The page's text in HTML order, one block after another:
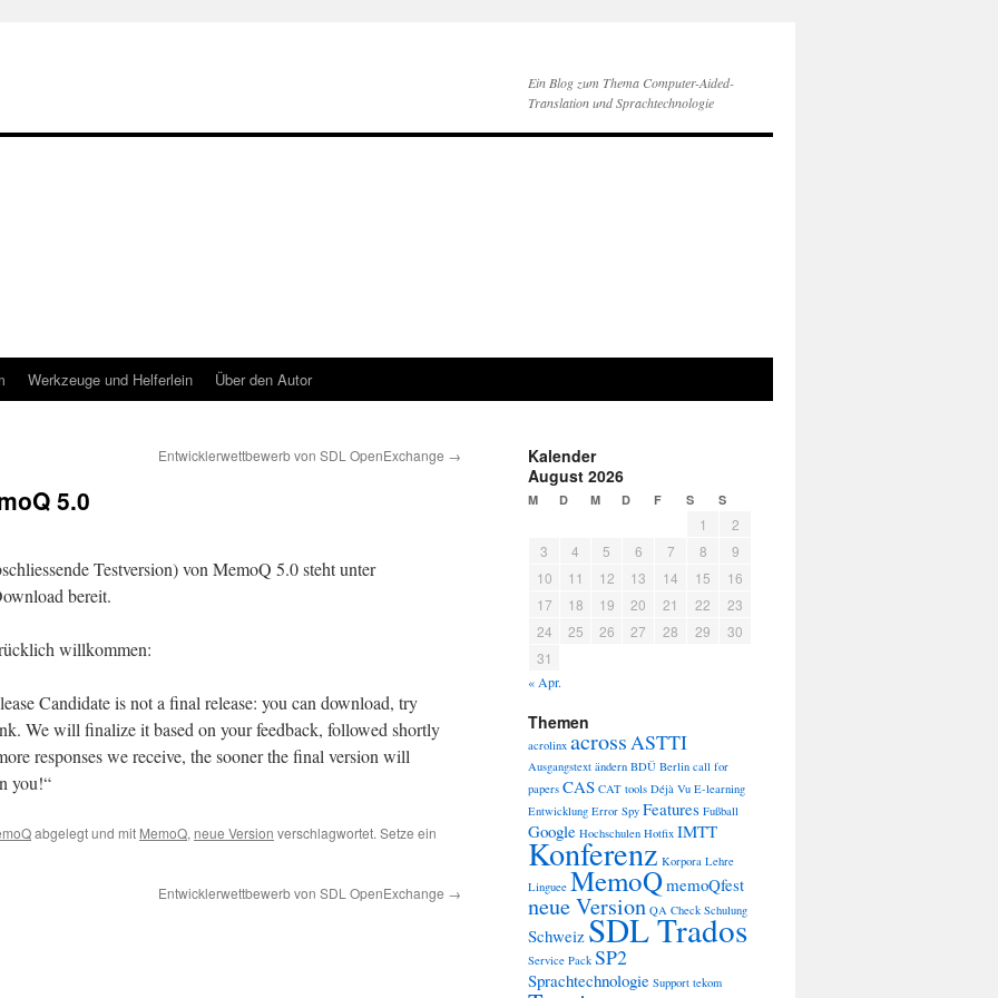
Ein Blog zum Thema Computer-Aided-
Translation und Sprachtechnologie
Werkzeuge und Helferlein Über den Autor
Entwicklerwettbewerb von SDL OpenExchange →
5.0
Testversion) von MemoQ 5.0 steht unter
bereit.
willkommen:
Candidate is not a final release: you can download, try
We will finalize it based on your feedback, followed shortly
responses we receive, the sooner the final version will
you!“
abgelegt und mit MemoQ, neue Version verschlagwortet. Setze ein
Entwicklerwettbewerb von SDL OpenExchange →
Kalender
August 2026
M D M D F S S
1
2
3
4 5 6 7 8
9
10
11 12 13 14 15
16
17
18 19 20 21 22
23
24
25 26 27 28 29
30
31
« Apr.
Themen
acrolinx acrossASTTI
Ausgangstext ändern BDÜ Berlin call for
papers CAS CAT tools Déjà Vu E-learning
Entwicklung Error Spy Features Fußball
Google Hochschulen Hotfix IMTT
Konferenz Korpora Lehre
Linguee MemoQmemoQfest
neue Version QA Check Schulung
Schweiz SDL Trados
Service Pack SP2
Sprachtechnologie Support tekom